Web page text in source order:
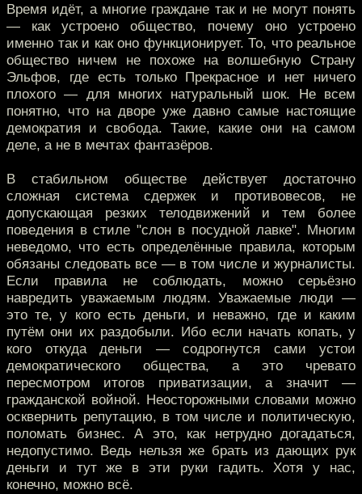
Время идёт, а многие граждане так и не могут понять
— как устроено общество, почему оно устроено
именно так и как оно функционирует. То, что реальное
общество ничем не похоже на волшебную Страну
Эльфов, где есть только Прекрасное и нет ничего
плохого — для многих натуральный шок. Не всем
понятно, что на дворе уже давно самые настоящие
демократия и свобода. Такие, какие они на самом
деле, а не в мечтах фантазёров.
В стабильном обществе действует достаточно
сложная система сдержек и противовесов, не
допускающая резких телодвижений и тем более
поведения в стиле "слон в посудной лавке". Многим
неведомо, что есть определённые правила, которым
обязаны следовать все — в том числе и журналисты.
Если правила не соблюдать, можно серьёзно
навредить уважаемым людям. Уважаемые люди —
это те, у кого есть деньги, и неважно, где и каким
путём они их раздобыли. Ибо если начать копать, у
кого откуда деньги — содрогнутся сами устои
демократического общества, а это чревато
пересмотром итогов приватизации, а значит —
гражданской войной. Неосторожными словами можно
осквернить репутацию, в том числе и политическую,
поломать бизнес. А это, как нетрудно догадаться,
недопустимо. Ведь нельзя же брать из дающих рук
деньги и тут же в эти руки гадить. Хотя у нас,
конечно, можно всё.